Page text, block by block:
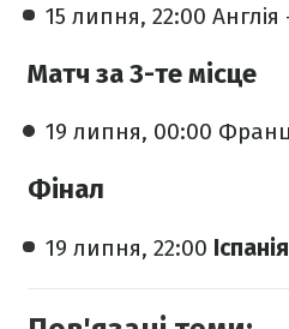
15 липня, 22:00 Англія
Матч за 3-те місце
19 липня, 00:00
Фінал
19 липня, 22:00 Іспанія